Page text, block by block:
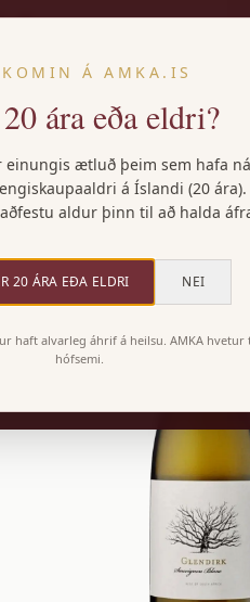
Glendirk Sauvignon Blanc
Á AMKA.IS
ára eða eldri?
einungis ætluð þeim sem hafa
á Íslandi (20 ára).
aldur þinn til að halda
20 ÁRA EÐA ELDRI NEI
haft alvarleg áhrif á heilsu. AMKA hvetur
hófsemi.